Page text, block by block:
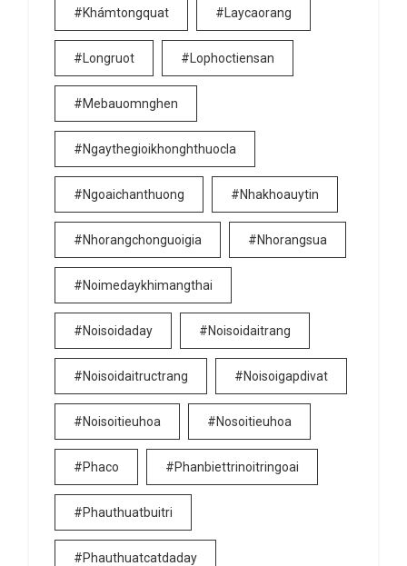
#khámtongquat #laycaorang
#longruot #lophoctiensan
#mebauomnghen
#ngaythegioikhonghthuocla
#ngoaichanthuong #nhakhoauytin
#nhorangchonguoigia #nhorangsua
#noimedaykhimangthai
#noisoidaday #noisoidaitrang
#noisoidaitructrang #noisoigapdivat
#noisoitieuhoa #nosoitieuhoa
#phaco #phanbiettrinoitringoai
#phauthuatbuitri
#phauthuatcatdaday